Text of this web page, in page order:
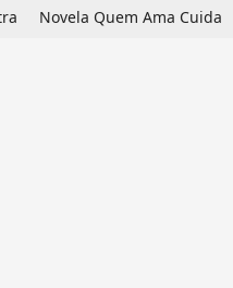
Novela Quem Ama Cuida